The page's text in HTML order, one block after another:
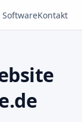
SoftwareKontakt